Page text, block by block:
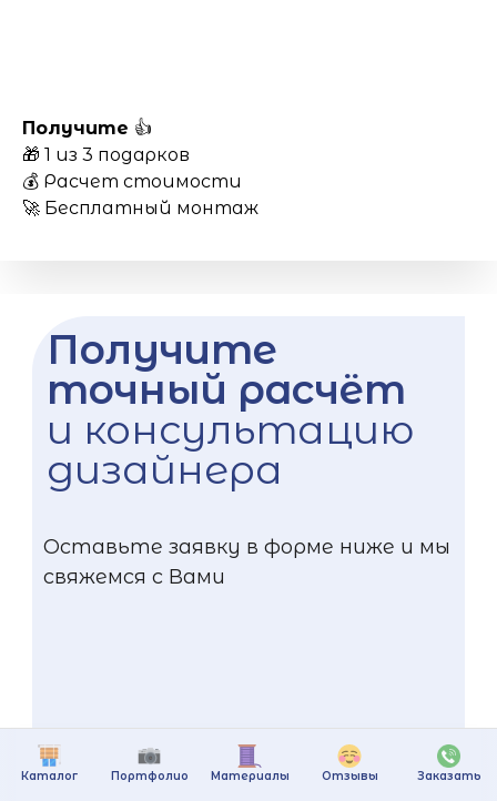
Каталог Портфолио Материалы Отзывы Заказать
Получите 👍
🎁 1 из 3 подарков
💰 Расчет стоимости
🚀 Бесплатный монтаж
Получите
точный расчёт
и консультацию
дизайнера
Оставьте заявку в форме ниже и мы
свяжемся с Вами